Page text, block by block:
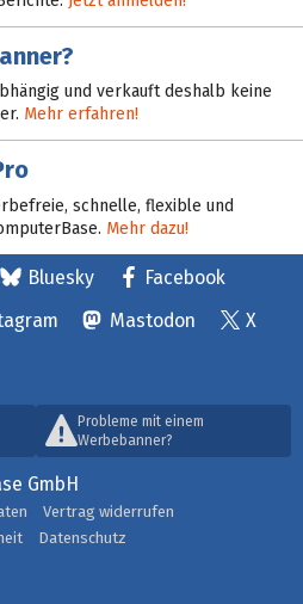
und verkauft deshalb keine
Mehr erfahren!
schnelle, flexible und
Mehr dazu!
Bluesky
Facebook
Mastodon
X
Probleme mit einem
Werbebanner?
GmbH
Vertrag widerrufen
Datenschutz